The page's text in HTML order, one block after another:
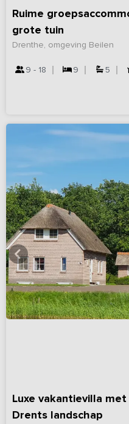
Ruime
grote tuin
Drenthe, omgeving Beilen
9 - 18 9 5
Luxe vakantievilla
Drents landschap